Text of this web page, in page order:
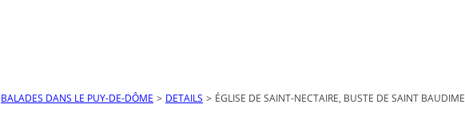
BALADES DANS LE PUY-DE-DÔME > DETAILS > ÉGLISE DE SAINT-NECTAIRE, BUSTE DE SAINT BAUDIME